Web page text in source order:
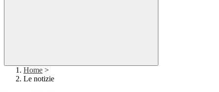
Home >
Le notizie